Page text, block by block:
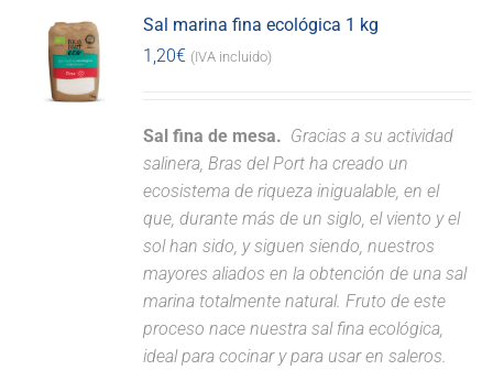
Sal marina fina ecológica 1 kg
1,20€ (IVA incluido)
Sal fina de mesa. Gracias a su actividad
salinera, Bras del Port ha creado un
ecosistema de riqueza inigualable, en el
que, durante más de un siglo, el viento y el
sol han sido, y siguen siendo, nuestros
mayores aliados en la obtención de una sal
marina totalmente natural. Fruto de este
proceso nace nuestra sal fina ecológica,
ideal para cocinar y para usar en saleros.